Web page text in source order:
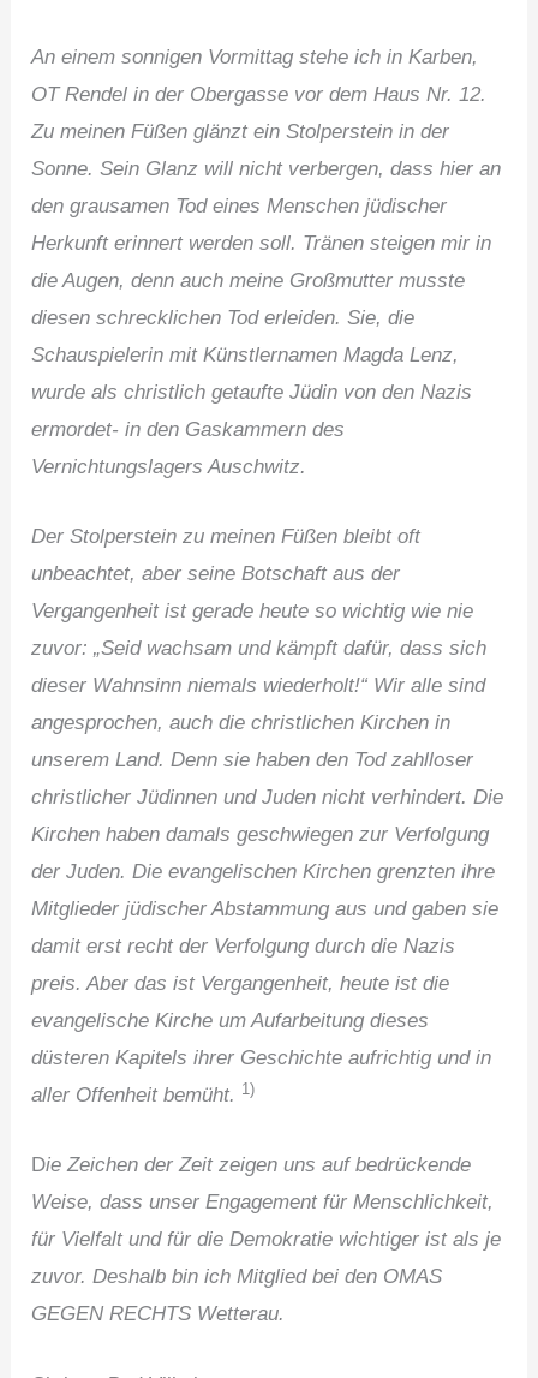
An einem sonnigen Vormittag stehe ich in Karben,
OT Rendel in der Obergasse vor dem Haus Nr. 12.
Zu meinen Füßen glänzt ein Stolperstein in der
Sonne. Sein Glanz will nicht verbergen, dass hier an
den grausamen Tod eines Menschen jüdischer
Herkunft erinnert werden soll. Tränen steigen mir in
die Augen, denn auch meine Großmutter musste
diesen schrecklichen Tod erleiden. Sie, die
Schauspielerin mit Künstlernamen Magda Lenz,
wurde als christlich getaufte Jüdin von den Nazis
ermordet- in den Gaskammern des
Vernichtungslagers Auschwitz.
Der Stolperstein zu meinen Füßen bleibt oft
unbeachtet, aber seine Botschaft aus der
Vergangenheit ist gerade heute so wichtig wie nie
zuvor: „Seid wachsam und kämpft dafür, dass sich
dieser Wahnsinn niemals wiederholt!“ Wir alle sind
angesprochen, auch die christlichen Kirchen in
unserem Land. Denn sie haben den Tod zahlloser
christlicher Jüdinnen und Juden nicht verhindert. Die
Kirchen haben damals geschwiegen zur Verfolgung
der Juden. Die evangelischen Kirchen grenzten ihre
Mitglieder jüdischer Abstammung aus und gaben sie
damit erst recht der Verfolgung durch die Nazis
preis. Aber das ist Vergangenheit, heute ist die
evangelische Kirche um Aufarbeitung dieses
düsteren Kapitels ihrer Geschichte aufrichtig und in
aller Offenheit bemüht. 1)
Die Zeichen der Zeit zeigen uns auf bedrückende
Weise, dass unser Engagement für Menschlichkeit,
für Vielfalt und für die Demokratie wichtiger ist als je
zuvor. Deshalb bin ich Mitglied bei den OMAS
GEGEN RECHTS Wetterau.